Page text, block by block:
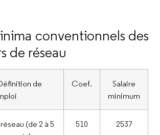
conventionnels des
de réseau
de
Coef.
Salaire
minimum
(de 2 à 5
510 2537